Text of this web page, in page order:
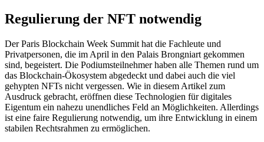
Regulierung der NFT notwendig
Der Paris Blockchain Week Summit hat die Fachleute und
Privatpersonen, die im April in den Palais Brongniart gekommen
sind, begeistert. Die Podiumsteilnehmer haben alle Themen rund um
das Blockchain-Ökosystem abgedeckt und dabei auch die viel
gehypten NFTs nicht vergessen. Wie in diesem Artikel zum
Ausdruck gebracht, eröffnen diese Technologien für digitales
Eigentum ein nahezu unendliches Feld an Möglichkeiten. Allerdings
ist eine faire Regulierung notwendig, um ihre Entwicklung in einem
stabilen Rechtsrahmen zu ermöglichen.